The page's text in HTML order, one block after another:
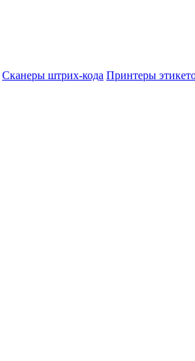
Сканеры штрих-кода Принтеры